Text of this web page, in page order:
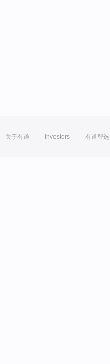
关于有道 Investors 有道智选